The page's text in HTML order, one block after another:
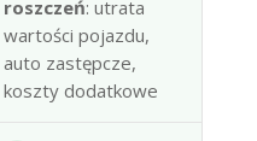
roszczeń: utrata
wartości pojazdu,
auto zastępcze,
koszty dodatkowe